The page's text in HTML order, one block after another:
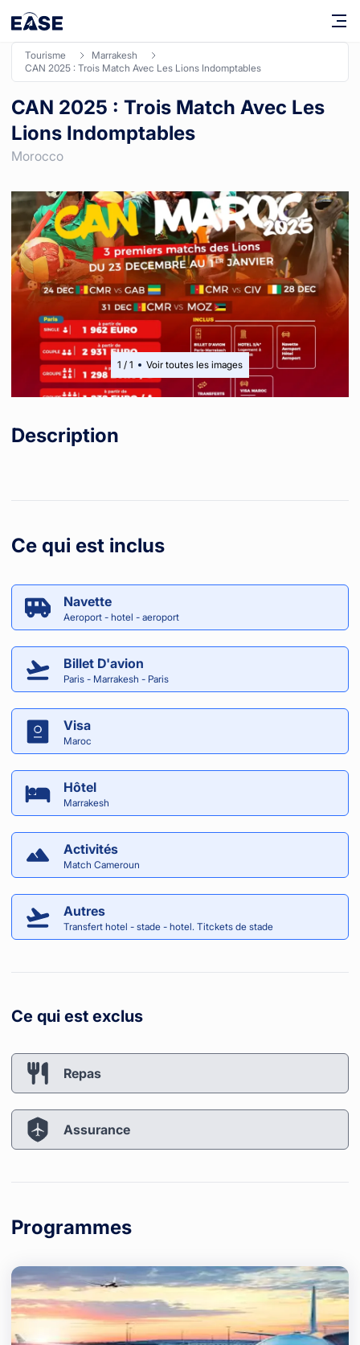
tourisme
marrakesh
CAN 2025 : Trois Match Avec Les Lions Indomptables
CAN 2025 : Trois Match Avec Les
Lions Indomptables
Morocco
1 / 1 Voir toutes les images
Description
Ce qui est inclus
Navette
Aeroport - hotel - aeroport
Billet D'avion
Paris - Marrakesh - Paris
Visa
Maroc
Hôtel
Marrakesh
Activités
Match Cameroun
Autres
Transfert hotel - stade - hotel. Titckets de stade
Ce qui est exclus
Repas
Assurance
Programmes